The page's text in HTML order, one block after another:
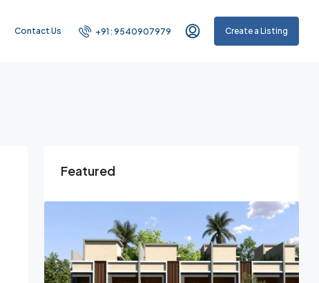
Contact Us +91 : 9540907979 Create a Listing
Featured